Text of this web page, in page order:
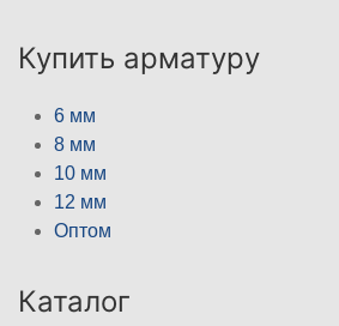
Купить арматуру
6 мм
8 мм
10 мм
12 мм
Оптом
Каталог